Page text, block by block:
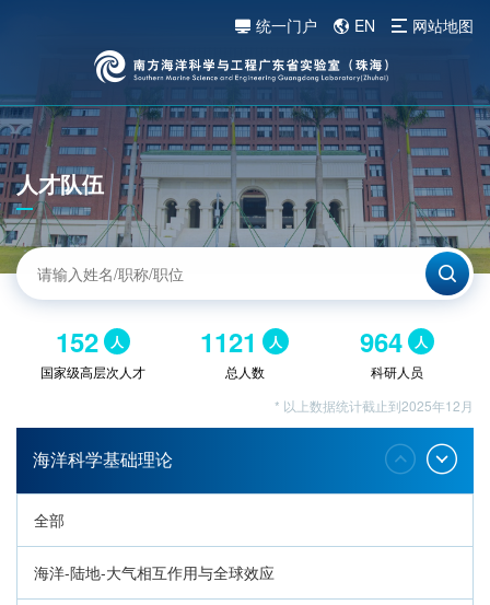
统一门户 EN 网站地图
人才队伍
152 人
国家级高层次人才
1121 人
总人数
964 人
科研人员
* 以上数据统计截止到2025年12月
海洋科学基础理论
全部
海洋-陆地-大气相互作用与全球效应